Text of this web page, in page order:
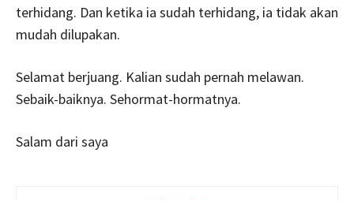
terhidang. Dan ketika ia sudah terhidang, ia tidak akan
mudah dilupakan.
Selamat berjuang. Kalian sudah pernah melawan.
Sebaik-baiknya. Sehormat-hormatnya.
Salam dari saya